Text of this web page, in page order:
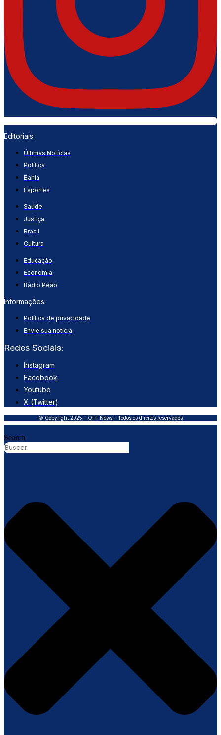
Editoriais:
Últimas Notícias
Política
Bahia
Esportes
Saúde
Justiça
Brasil
Cultura
Educação
Economia
Rádio Peão
Informações:
Política de privacidade
Envie sua notícia
Redes Sociais:
Instagram
Facebook
Youtube
X (Twitter)
© Copyright 2025 - OFF News - Todos os direitos reservados
Search